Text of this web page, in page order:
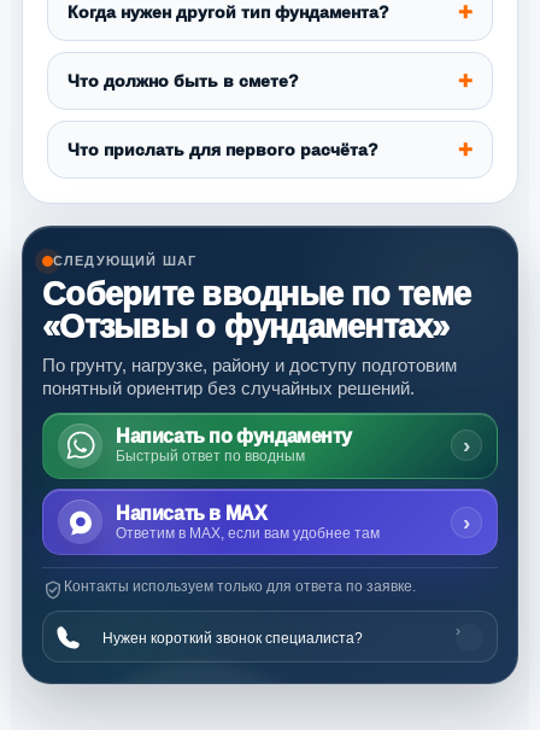
Когда нужен другой тип фундамента?
Что должно быть в смете?
Что прислать для первого расчёта?
СЛЕДУЮЩИЙ ШАГ
Соберите вводные по теме
«Отзывы о фундаментах»
По грунту, нагрузке, району и доступу подготовим
понятный ориентир без случайных решений.
Написать по фундаменту
Быстрый ответ по вводным ›
Написать в MAX
Ответим в MAX, если вам удобнее там ›
Контакты используем только для ответа по заявке.
Нужен короткий звонок специалиста? ›